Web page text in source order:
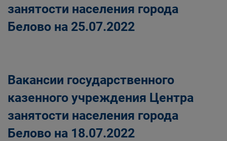
занятости населения города
Белово на 25.07.2022
Вакансии государственного
казенного учреждения Центра
занятости населения города
Белово на 18.07.2022